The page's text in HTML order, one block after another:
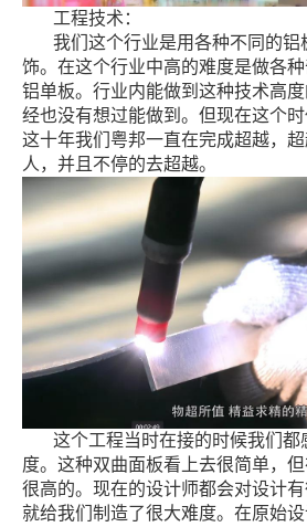
工程技术：
我们这个行业是用各种不同的铝
饰。在这个行业中高的难度是做各
铝单板。行业内能做到这种技术高
经也没有想过能做到。但现在这个时
这十年我们粤邦一直在完成超越，
人，并且不停的去超越。
这个工程当时在接的时候我们都
度。这种双曲面板看上去很简单，
很高的。现在的设计师都会对设计
就给我们制造了很大难度。在原始